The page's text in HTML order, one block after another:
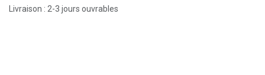
Livraison : 2-3 jours ouvrables